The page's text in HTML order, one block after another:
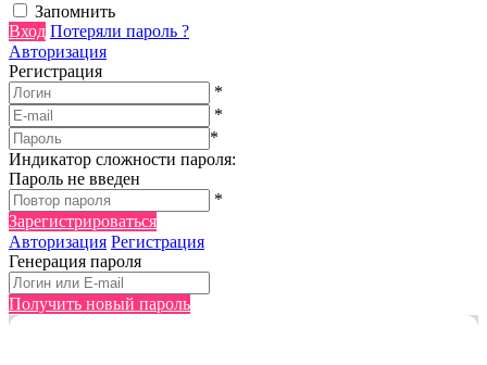
Запомнить
Вход Потеряли пароль ?
Авторизация
Регистрация
*
*
*
Индикатор сложности пароля:
Пароль не введен
*
Зарегистрироваться
Авторизация Регистрация
Генерация пароля
Получить новый пароль